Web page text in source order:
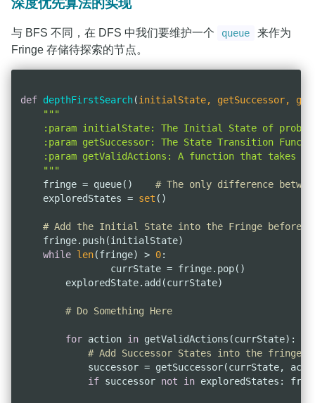
深度优先算法的实现
与 BFS 不同，在 DFS 中我们要维护一个 queue
来作为
Fringe 存储待探索的节点。
def depthFirstSearch(initialState, getSuccessor,
"""
:param initialState: The Initial State of
:param getSuccessor: The State Transition
:param getValidActions: A function that takes
    """
    fringe = queue()
# The only difference between
    exploredStates =
set ()
# Add the Initial State into the Fringe before
    fringe.push(initialState)
while len(fringe) > 0:
        exploredState.add(currState)
# Do Something Here
for action in getValidActions(currState):
# Add Successor States into the fringe
successor = getSuccessor(currState,
if successor not in